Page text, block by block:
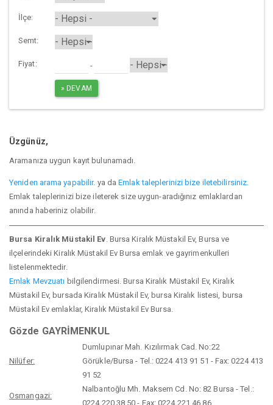
İlçe:
Semt:
Fiyat: -
Üzgünüz,
Aramanıza uygun kayıt bulunamadı.
Yeniden arama yapabilir. ya daEmlak taleplerinizi bize iletebilirsiniz.
Emlak taleplerinizi bize ileterek size uygun-aradığınız emlaklardan
anında haberiniz olabilir.
Bursa Kiralık Müstakil Ev . Bursa Kiralık Müstakil Ev, Bursa ve
ilçelerindeki Kiralık Müstakil Ev Bursa emlak ve gayrimenkulleri
listelenmektedir.
Emlak Mevzuatı bilgilendirmesi. Bursa Kiralık Müstakil Ev, Kiralık
Müstakil Ev, bursada Kiralık Müstakil Ev, bursa Kiralık listesi, bursa
Müstakil Ev emlaklar, Kiralık Müstakil Ev Bursa.
Gözde GAYRİMENKUL
Nilüfer:
Dumlupınar Mah. Kızılırmak Cad. No:22
Görükle/Bursa - Tel.: 0224 413 91 51 - Fax: 0224 413
91 52
Osmangazi:
Nalbantoğlu Mh. Maksem Cd. No: 82 Bursa - Tel.:
0224 220 38 50 - Fax: 0224 221 46 86